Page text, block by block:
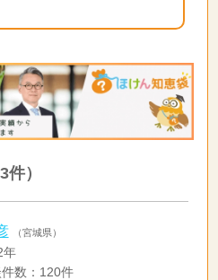
）
（宮城県）
年
数：120件